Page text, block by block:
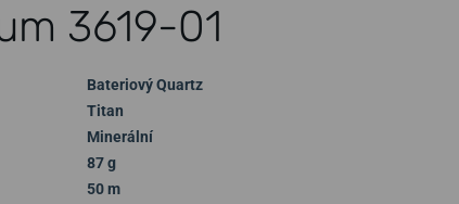
3619-01
Bateriový Quartz
Titan
Minerální
87 g
50 m